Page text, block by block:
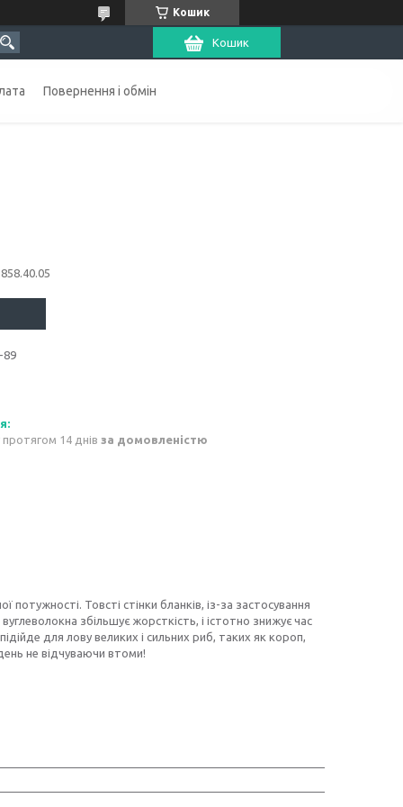
Кошик
Кошик
Повернення і обмін
89
14 днів за домовленістю
Товсті стінки бланків, із-за застосування
збільшує жорсткість, і істотно знижує час
для лову великих і сильних риб, таких як короп,
не відчуваючи втоми!